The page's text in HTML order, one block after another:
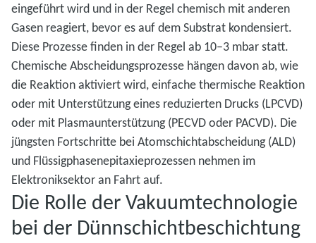
eingeführt wird und in der Regel chemisch mit anderen
Gasen reagiert, bevor es auf dem Substrat kondensiert.
Diese Prozesse finden in der Regel ab 10–3 mbar statt.
Chemische Abscheidungsprozesse hängen davon ab, wie
die Reaktion aktiviert wird, einfache thermische Reaktion
oder mit Unterstützung eines reduzierten Drucks (LPCVD)
oder mit Plasmaunterstützung (PECVD oder PACVD). Die
jüngsten Fortschritte bei Atomschichtabscheidung (ALD)
und Flüssigphasenepitaxieprozessen nehmen im
Elektroniksektor an Fahrt auf.
Die Rolle der Vakuumtechnologie
bei der Dünnschichtbeschichtung